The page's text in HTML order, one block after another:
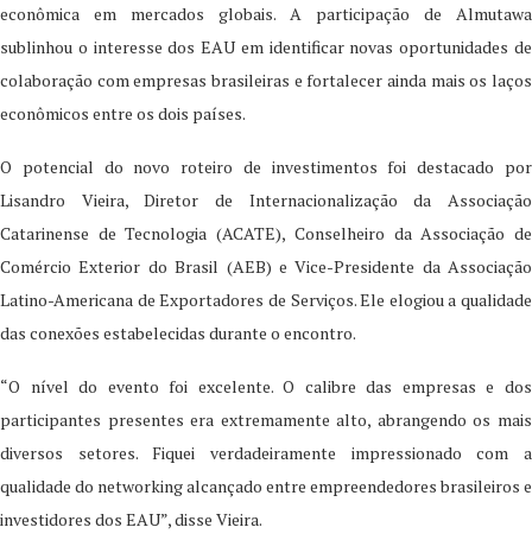
econômica em mercados globais. A participação de Almutawa
sublinhou o interesse dos EAU em identificar novas oportunidades de
colaboração com empresas brasileiras e fortalecer ainda mais os laços
econômicos entre os dois países.
O potencial do novo roteiro de investimentos foi destacado por
Lisandro Vieira, Diretor de Internacionalização da Associação
Catarinense de Tecnologia (ACATE), Conselheiro da Associação de
Comércio Exterior do Brasil (AEB) e Vice-Presidente da Associação
Latino-Americana de Exportadores de Serviços. Ele elogiou a qualidade
das conexões estabelecidas durante o encontro.
“O nível do evento foi excelente. O calibre das empresas e dos
participantes presentes era extremamente alto, abrangendo os mais
diversos setores. Fiquei verdadeiramente impressionado com a
qualidade do networking alcançado entre empreendedores brasileiros e
investidores dos EAU”, disse Vieira.